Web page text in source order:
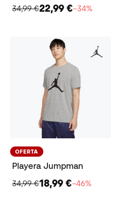
34,99 €22,99 €−34%
OFERTA
Playera Jumpman
34,99 €18,99 €−46%